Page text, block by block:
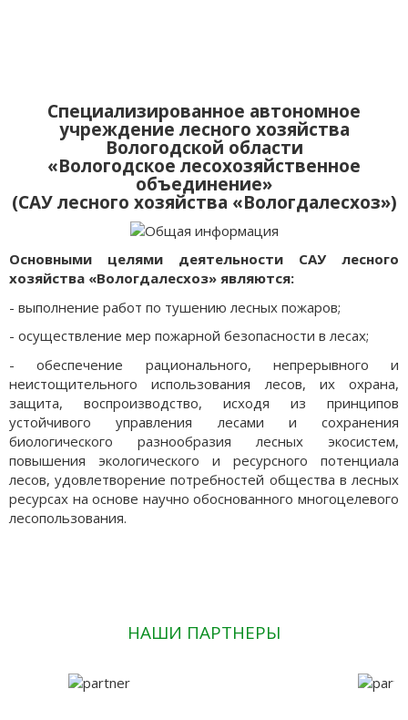
Специализированное автономное
учреждение лесного хозяйства
Вологодской области
«Вологодское лесохозяйственное
объединение»
(САУ лесного хозяйства «Вологдалесхоз»)
Основными целями деятельности САУ лесного
хозяйства «Вологдалесхоз» являются:
- выполнение работ по тушению лесных пожаров;
- осуществление мер пожарной безопасности в лесах;
- обеспечение рационального, непрерывного и
неистощительного использования лесов, их охрана,
защита, воспроизводство, исходя из принципов
устойчивого управления лесами и сохранения
биологического разнообразия лесных экосистем,
повышения экологического и ресурсного потенциала
лесов, удовлетворение потребностей общества в лесных
ресурсах на основе научно обоснованного многоцелевого
лесопользования.
НАШИ ПАРТНЕРЫ